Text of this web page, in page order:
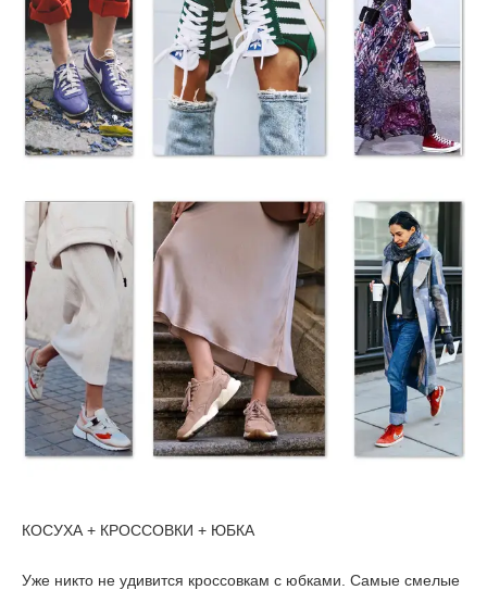
КОСУХА + КРОССОВКИ + ЮБКА
Уже никто не удивится кроссовкам с юбками. Самые смелые